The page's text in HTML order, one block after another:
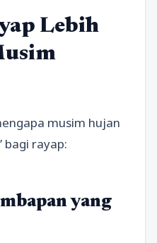
Lebih
musim hujan
bagi rayap:
yang